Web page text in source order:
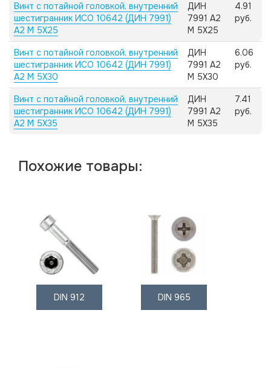
Винт с потайной головкой, внутренний
шестигранник ИСО 10642 (ДИН 7991)
А2 M 5X25
ДИН
7991 А2
M 5X25
4.91
руб.
Винт с потайной головкой, внутренний
шестигранник ИСО 10642 (ДИН 7991)
А2 M 5X30
ДИН
7991 А2
M 5X30
6.06
руб.
Винт с потайной головкой, внутренний
шестигранник ИСО 10642 (ДИН 7991)
А2 M 5X35
ДИН
7991 А2
M 5X35
7.41
руб.
Похожие товары:
DIN 912 DIN 965